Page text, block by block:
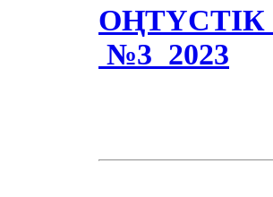
№3 2023